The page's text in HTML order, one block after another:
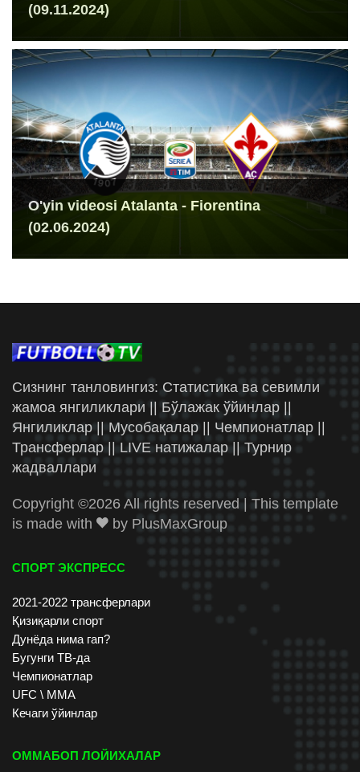
(09.11.2024)
O'yin videosi Atalanta - Fiorentina
(02.06.2024)
Сизнинг танловингиз: Статистика ва севимли
жамоа янгиликлари || Бўлажак ўйинлар ||
Янгиликлар || Мусобақалар || Чемпионатлар ||
Трансферлар || LIVE натижалар || Турнир
жадваллари
Copyright ©2026 All rights reserved | This template
is made with
by PlusMaxGroup
СПОРТ ЭКСПРЕСС
2021-2022 трансферлари
Қизиқарли спорт
Дунёда нима гап?
Бугунги ТВ-да
Чемпионатлар
UFC \ ММА
Кечаги ўйинлар
ОММАБОП ЛОЙИХАЛАР